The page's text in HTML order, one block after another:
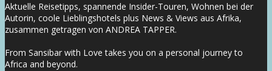
Aktuelle Reisetipps, spannende Insider-Touren, Wohnen bei der
Autorin, coole Lieblingshotels plus News & Views aus Afrika,
zusammen getragen von ANDREA TAPPER.
From Sansibar with Love takes you on a personal journey to
Africa and beyond.